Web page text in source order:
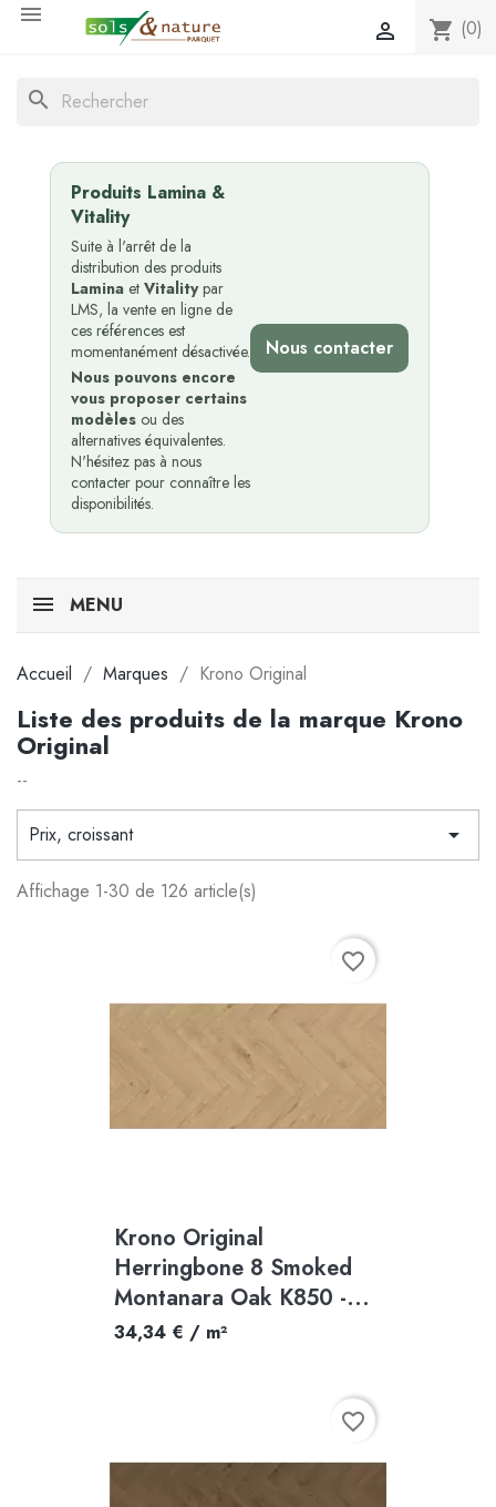

shopping_cart (0)

search
Produits Lamina &
Vitality
Suite à l'arrêt de la
distribution des produits
Lamina et Vitalitypar
LMS, la vente en ligne de
ces références est
momentanément désactivée.
Nous pouvons encore
vous proposer certains
modèles ou des
alternatives équivalentes.
N'hésitez pas à nous
contacter pour connaître les
disponibilités.
Nous contacter
MENU
Accueil Marques Krono Original
Liste des produits de la marque Krono
Original
--
Prix, croissant 
Affichage 1-30 de 126 article(s)
Krono Original
Herringbone 8 Smoked
Montanara Oak K850 -...
34,34 € / m²
favorite_border
favorite_border